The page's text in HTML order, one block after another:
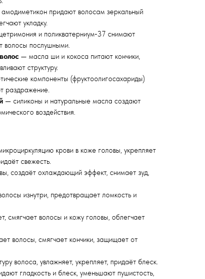
придают волосам зеркальный
укладку.
и поликватерниум‑37 снимают
волосы послушными.
— масла ши и кокоса питают кончики,
структуру.
компоненты (фруктоолигосахариды)
раздражение.
— силиконы и натуральные масла создают
воздействия.
крови в коже головы, укрепляет
свежесть.
создаёт охлаждающий эффект, снимает зуд,
изнутри, предотвращает ломкость и
смягчает волосы и кожу головы, облегчает
волосы, смягчает кончики, защищает от
волоса, увлажняет, укрепляет, придаёт блеск.
гладкость и блеск, уменьшают пушистость,